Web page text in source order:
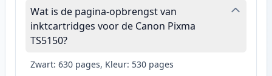
Wat is de pagina-opbrengst van
inktcartridges voor de Canon Pixma
TS5150?
Zwart: 630 pages, Kleur: 530 pages